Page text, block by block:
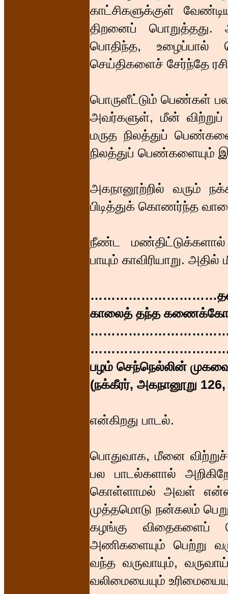
காட்சிகளுக்குள்
திறனைப் பொறுத்தது.
பொதிந்த, உழைப்பால்
செய்திகளைச் சேர்ந்தே
பொருளீட்டும் பெண்கள்
அவர்களுள், மீன் விற்றுப்
மருத நிலத்துப்
நிலத்துப் பெண்களையும்
அகநானூற்றில் வரும்
பிடித்துக் கொணர்ந்த
நீண்ட மண்திட்டுக்களால்
பாயும் காவிரியாறு.
…………………………தன்
காலைத் தந்த
பழம் செந்நெல்லின்
(நக்கீரர், அகநானூறு
என்கிறது பாடல்.
பொதுவாக, மீனை
பல பாடல்களால்
கொள்ளாமல் அவள் என்ன
முத்தமொடு நன்கலம்
கழங்கு விதைகளைப்
அணிகளையும் பெற்று
வந்த வருவாயும்,
வலிமையையும்